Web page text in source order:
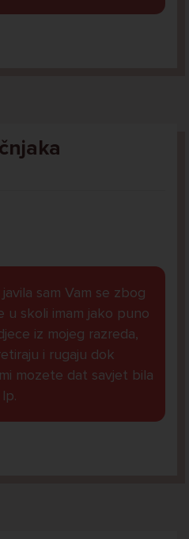
sam Vam se zbog
u skoli imam jako puno
iz mojeg razreda,
i rugaju dok
mozete dat savjet bila